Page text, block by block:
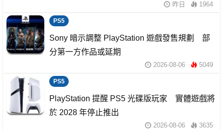
昨日 1964
PS5
Sony 暗示調整 PlayStation 遊戲發售規劃 部
分第一方作品或延期
2026-08-06 5049
PS5
PlayStation 提醒 PS5 光碟版玩家 實體遊戲將
於 2028 年停止推出
2026-08-06 3635